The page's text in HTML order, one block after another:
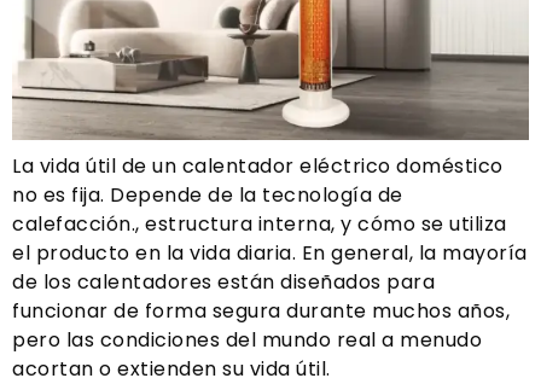
La vida útil de un calentador eléctrico doméstico
no es fija. Depende de la tecnología de
calefacción., estructura interna, y cómo se utiliza
el producto en la vida diaria. En general, la mayoría
de los calentadores están diseñados para
funcionar de forma segura durante muchos años,
pero las condiciones del mundo real a menudo
acortan o extienden su vida útil.